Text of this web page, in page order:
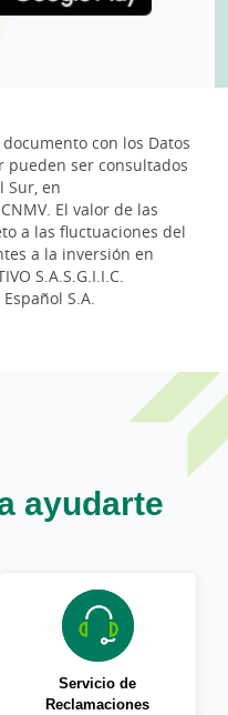
con los Datos
pueden ser consultados
Sur, en
El valor de las
a las fluctuaciones del
a la inversión en
S.A.S.G.I.I.C.
S.A.
ayudarte
Servicio de
Reclamaciones